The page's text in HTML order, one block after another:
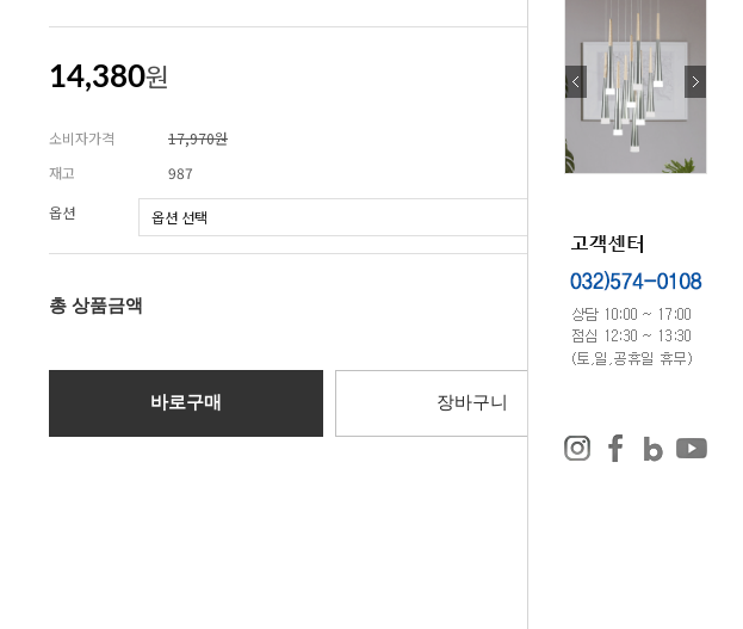
14,380원
소비자가격
17,970원
재고
987
옵션
총 상품금액 0 원
바로구매 장바구니